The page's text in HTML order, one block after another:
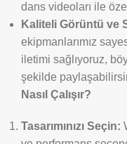
dans videoları ile
Kaliteli Görüntü ve
ekipmanlarımız
iletimi sağlıyoruz,
şekilde
Nasıl Çalışır?
Tasarımınızı Seçin: